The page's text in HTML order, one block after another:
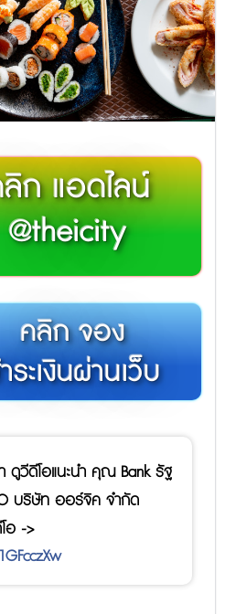
ก แอดไลน์
@theicity
คลิก จอง
ระเงินผ่านเว็บ
ดีโอแนะนำ คุณ Bank รัฐ
บริษัท ออร์จิค จำกัด
อ ->